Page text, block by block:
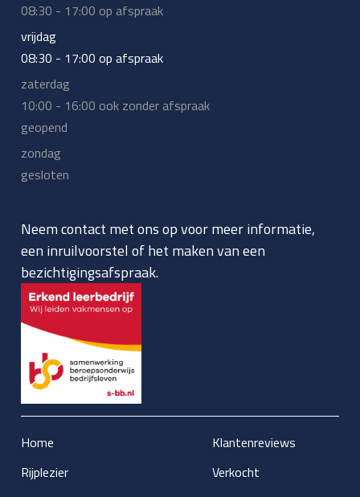
08:30 - 17:00 op afspraak
vrijdag
08:30 - 17:00 op afspraak
zaterdag
10:00 - 16:00 ook zonder afspraak
geopend
zondag
gesloten
Neem contact met ons op voor meer informatie,
een inruilvoorstel of het maken van een
bezichtigingsafspraak.
Home
Rijplezier
Klantenreviews
Verkocht